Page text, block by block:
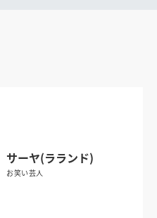
サーヤ(ラランド)
お笑い芸人